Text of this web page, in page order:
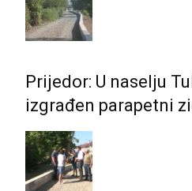
Prijedor: U naselju
izgrađen parapetni